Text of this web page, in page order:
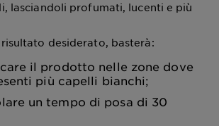
lasciandoli profumati, lucenti e più
desiderato, basterà:
il prodotto nelle zone dove
più capelli bianchi;
un tempo di posa di 30